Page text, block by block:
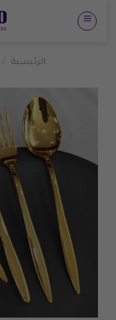
للمحتوى
الرئيسية /